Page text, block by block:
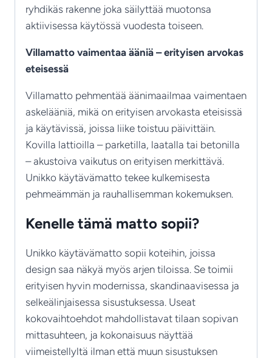
ryhdikäs rakenne joka säilyttää muotonsa
aktiivisessa käytössä vuodesta toiseen.
Villamatto vaimentaa ääniä – erityisen arvokas
eteisessä
Villamatto pehmentää äänimaailmaa vaimentaen
askelääniä, mikä on erityisen arvokasta eteisissä
ja käytävissä, joissa liike toistuu päivittäin.
Kovilla lattioilla – parketilla, laatalla tai betonilla
– akustoiva vaikutus on erityisen merkittävä.
Unikko käytävämatto tekee kulkemisesta
pehmeämmän ja rauhallisemman kokemuksen.
Kenelle tämä matto sopii?
Unikko käytävämatto sopii koteihin, joissa
design saa näkyä myös arjen tiloissa. Se toimii
erityisen hyvin modernissa, skandinaavisessa ja
selkeälinjaisessa sisustuksessa. Useat
kokovaihtoehdot mahdollistavat tilaan sopivan
mittasuhteen, ja kokonaisuus näyttää
viimeistellyltä ilman että muun sisustuksen